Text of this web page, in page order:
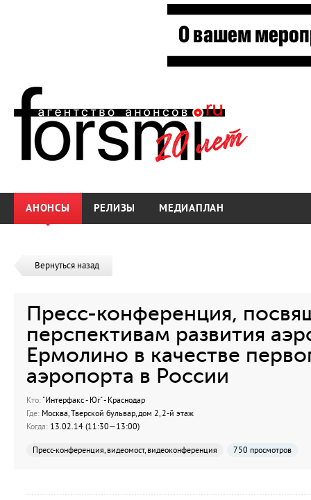
АНОНСЫ РЕЛИЗЫ МЕДИАПЛАН
Вернуться назад
Пресс-конференция,
перспективам развития
Ермолино в качестве
аэропорта в России
Кто: "Интерфакс - Юг" - Краснодар
Где: Москва, Тверской бульвар, дом 2, 2-й этаж
Когда: 13.02.14 (11:30—13:00)
Пресс-конференция, видеомост, видеоконференция 750 просмотров